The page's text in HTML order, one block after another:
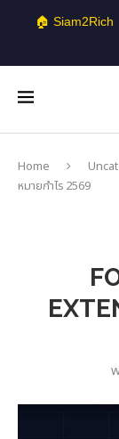
🏠 Siam2Rich
Home
หมายกำไร 2569